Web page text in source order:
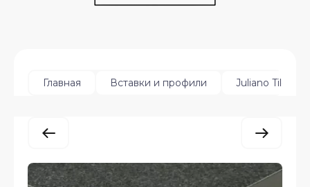
Главная Вставки и профили Juliano Tile